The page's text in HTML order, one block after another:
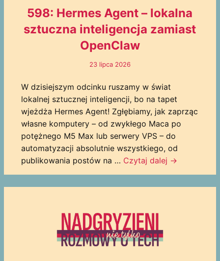
598: Hermes Agent – lokalna
sztuczna inteligencja zamiast
OpenClaw
23 lipca 2026
W dzisiejszym odcinku ruszamy w świat
lokalnej sztucznej inteligencji, bo na tapet
wjeżdża Hermes Agent! Zgłębiamy, jak zaprząc
własne komputery – od zwykłego Maca po
potężnego M5 Max lub serwery VPS – do
automatyzacji absolutnie wszystkiego, od
publikowania postów na … Czytaj dalej →